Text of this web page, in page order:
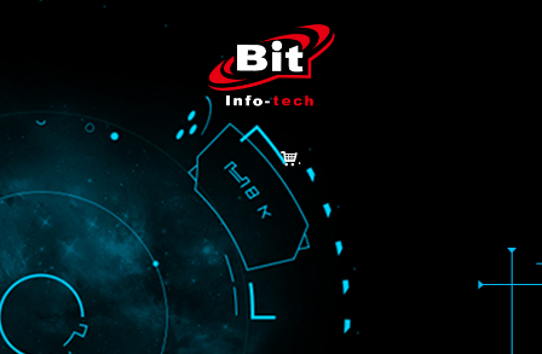
首页产品中心
解决方案
成功案例
낙技术支持